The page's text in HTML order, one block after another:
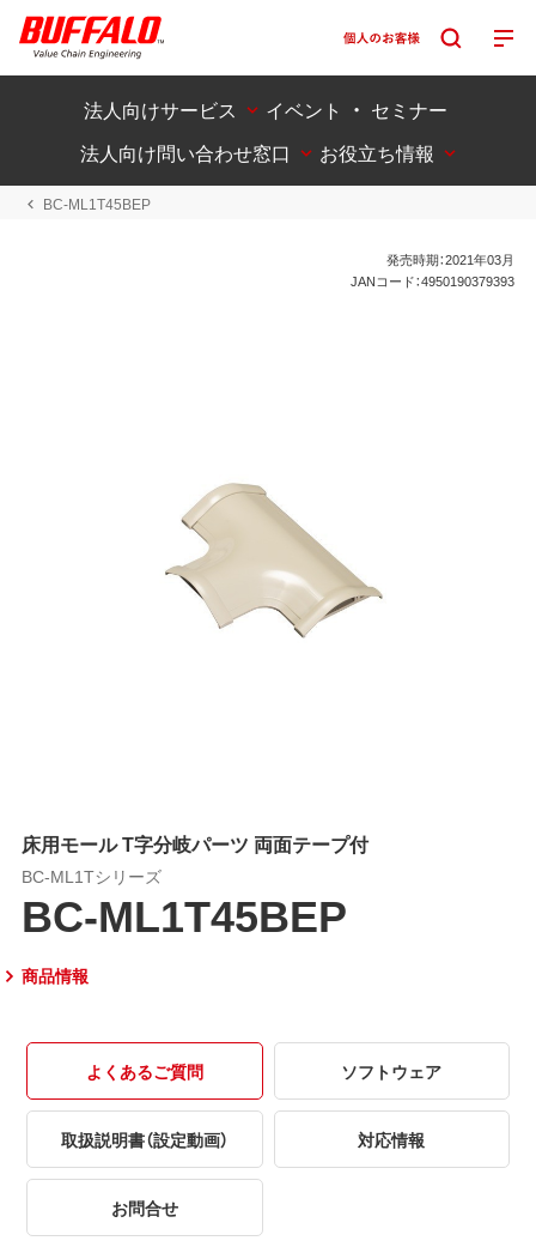
法人向けサービス
イベント ・ セミナー
法人向け問い合わせ窓口
お役立ち情報
BC-ML1T45BEP
発売時期：2021年03月
JANコード：4950190379393
床用モール T字分岐パーツ 両面テープ付
BC-ML1Tシリーズ
BC-ML1T45BEP
商品情報
よくあるご質問 ソフトウェア
取扱説明書（設定動画） 対応情報
お問合せ